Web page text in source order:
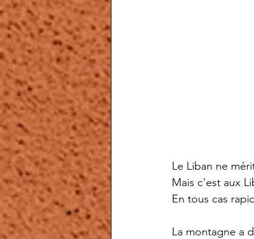
Le Liban ne
Mais c'est aux
En tous cas
La montagne a